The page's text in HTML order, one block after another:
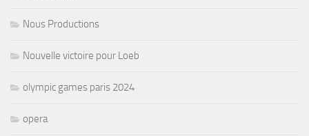
Nous Productions
Nouvelle victoire pour Loeb
olympic games paris 2024
opera